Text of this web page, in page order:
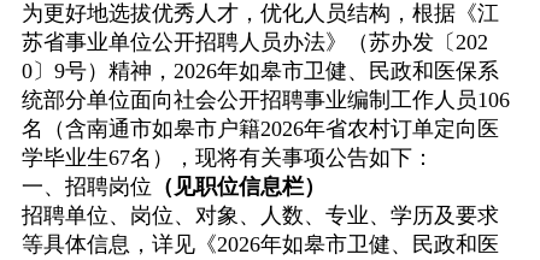
为更好地选拔优秀人才，优化人员结构，根据《江
苏省事业单位公开招聘人员办法》（苏办发〔202
0 〕9号）精神，2026年如皋市卫健、民政和医保系
统部分单位面向社会公开招聘事业编制工作人员106
名（含南通市如皋市户籍2026年省农村订单定向医
学毕业生67名），现将有关事项公告如下：
一、招聘岗位 （ 见职位信息栏）
招聘单位、岗位、对象、人数、专业、学历及要求
等具体信息，详见《2026年如皋市卫健、民政和医